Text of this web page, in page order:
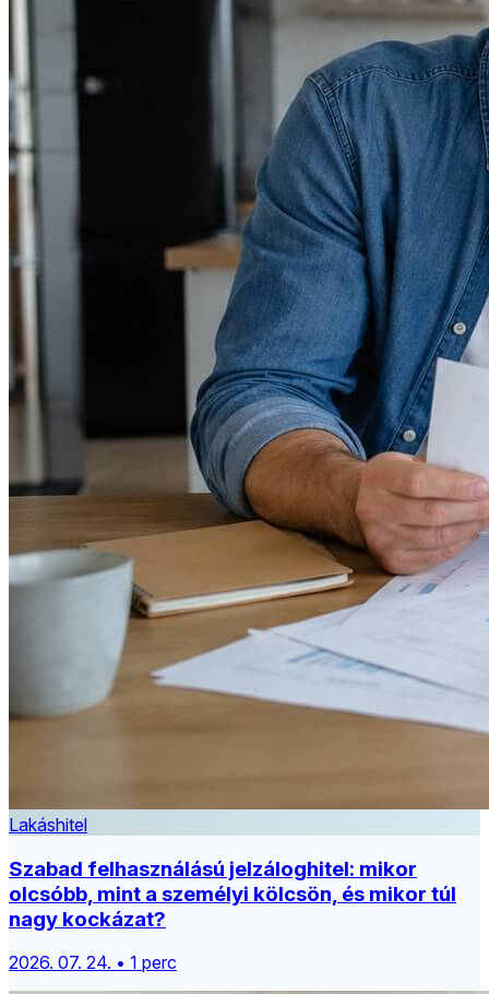
Lakáshitel
Szabad felhasználású jelzáloghitel: mikor
olcsóbb, mint a személyi kölcsön, és mikor túl
nagy kockázat?
2026. 07. 24. • 1 perc